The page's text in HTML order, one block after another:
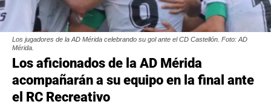
Los jugadores de la AD Mérida celebrando su gol ante el CD Castellón. Foto: AD
Mérida.
Los aficionados de la AD Mérida
acompañarán a su equipo en la final ante
el RC Recreativo